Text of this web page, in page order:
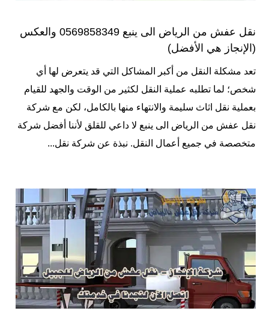
نقل عفش من الرياض الى ينبع 0569858349 والعكس
(الإنجاز هي الأفضل)
تعد مشكلة النقل من أكبر المشاكل التي قد يتعرض لها أي
شخص؛ لما تطلبه عملية النقل لكثير من الوقت والجهد للقيام
بعملية نقل اثاث سليمة والانتهاء منها بالكامل، لكن مع شركة
نقل عفش من الرياض الى ينبع لا داعي للقلق لأننا أفضل شركة
متخصصة في جميع أعمال النقل. نبذة عن شركة نقل...